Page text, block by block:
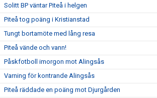
Solitt BP väntar Piteå i helgen
Piteå tog poäng i Kristianstad
Tungt bortamöte med lång resa
Piteå vände och vann!
Påskfotboll imorgon mot Alingsås
Varning för kontrande Alingsås
Piteå räddade en poäng mot Djurgården